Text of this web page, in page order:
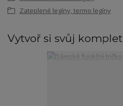
Zateplené legíny, termo legíny
Vytvoř si svůj komplet